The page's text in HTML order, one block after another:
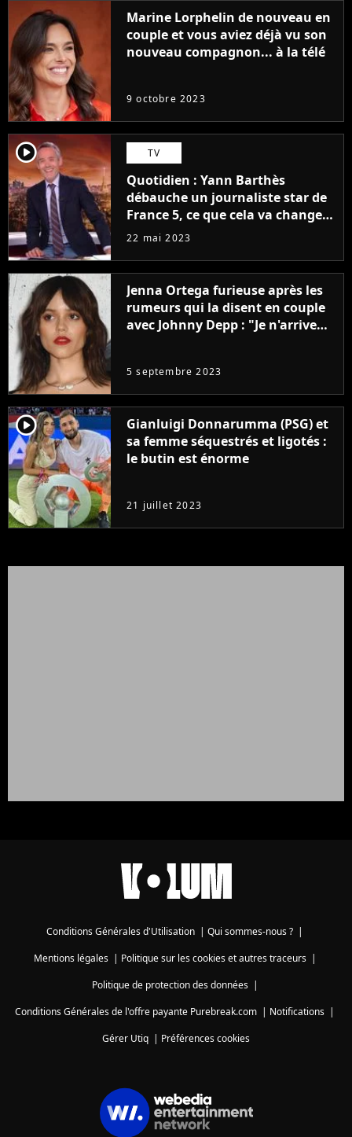
Marine Lorphelin de nouveau en
couple et vous aviez déjà vu son
nouveau compagnon... à la télé
9 octobre 2023
player2 TV
Quotidien : Yann Barthès
débauche un journaliste star de
France 5, ce que cela va changer
à la rentrée
22 mai 2023
Jenna Ortega furieuse après les
rumeurs qui la disent en couple
avec Johnny Depp : "Je n'arrive
5 septembre 2023
player2
Gianluigi Donnarumma (PSG) et
sa femme séquestrés et ligotés :
le butin est énorme
21 juillet 2023
Conditions Générales d'Utilisation | Qui sommes-nous ? |
Mentions légales| Politique sur les cookies et autres traceurs|
Politique de protection des données|
Conditions Générales de l'offre payante Purebreak.com | Notifications |
Gérer Utiq | Préférences cookies